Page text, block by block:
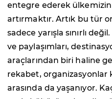
entegre ederek
artırmaktır. Artık bu tür
sadece yarışla sınırlı
ve paylaşımları,
araçlarından biri haline
rekabet, organizasyonlar
arasında da yaşanıyor.